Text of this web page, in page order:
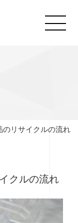
のリサイクルの流れ
クルの流れ